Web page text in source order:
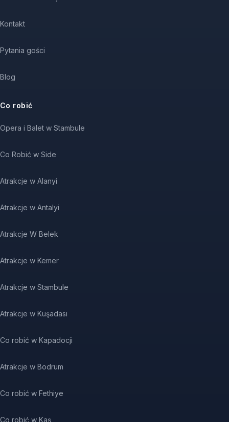
Kontakt
Pytania gości
Blog
Co robić
Opera i Balet w Stambule
Co Robić w Side
Atrakcje w Alanyi
Atrakcje w Antalyi
Atrakcje W Belek
Atrakcje w Kemer
Atrakcje w Stambule
Atrakcje w Kuşadası
Co robić w Kapadocji
Atrakcje w Bodrum
Co robić w Fethiye
Co robić w Kaş